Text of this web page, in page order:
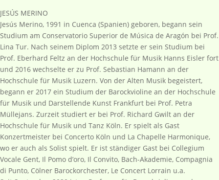
JESÚS MERINO
Jesús Merino, 1991 in Cuenca (Spanien) geboren, begann sein
Studium am Conservatorio Superior de Música de Aragón bei Prof.
Lina Tur. Nach seinem Diplom 2013 setzte er sein Studium bei
Prof. Eberhard Feltz an der Hochschule für Musik Hanns Eisler fort
und 2016 wechselte er zu Prof. Sebastian Hamann an der
Hochschule für Musik Luzern. Von der Alten Musik begeistert,
begann er 2017 ein Studium der Barockvioline an der Hochschule
für Musik und Darstellende Kunst Frankfurt bei Prof. Petra
Müllejans. Zurzeit studiert er bei Prof. Richard Gwilt an der
Hochschule für Musik und Tanz Köln. Er spielt als Gast
Konzertmeister bei Concerto Köln und La Chapelle Harmonique,
wo er auch als Solist spielt. Er ist ständiger Gast bei Collegium
Vocale Gent, Il Pomo d’oro, Il Convito, Bach-Akademie, Compagnia
di Punto, Cölner Barockorchester, Le Concert Lorrain u.a.